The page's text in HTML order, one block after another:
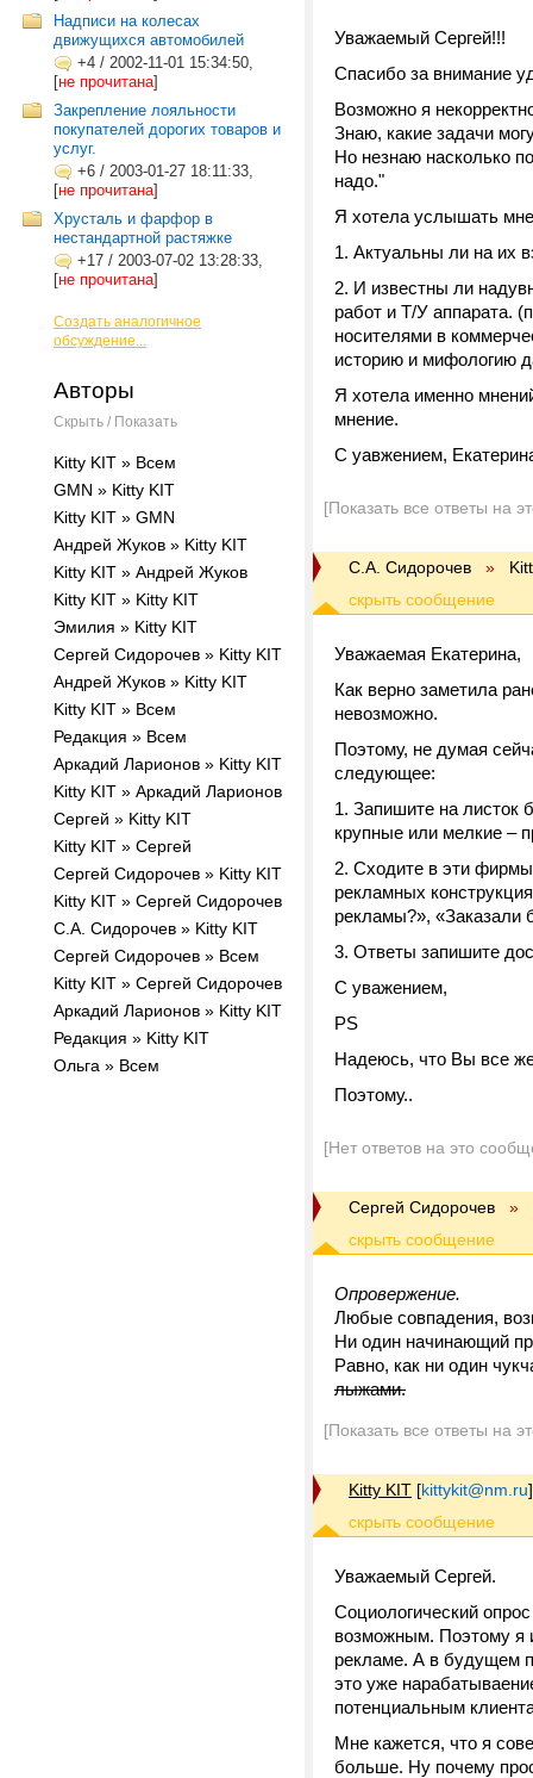
Надписи на колесах
движущихся автомобилей
+4 / 2002-11-01 15:34:50,
[не прочитана]
Закрепление лояльности
покупателей дорогих товаров и
услуг.
+6 / 2003-01-27 18:11:33,
[не прочитана]
Хрусталь и фарфор в
нестандартной растяжке
+17 / 2003-07-02 13:28:33,
[не прочитана]
Создать аналогичное
обсуждение...
Авторы
Скрыть / Показать
Kitty KIT » Всем
GMN » Kitty KIT
Kitty KIT » GMN
Андрей Жуков » Kitty KIT
Kitty KIT » Андрей Жуков
Kitty KIT » Kitty KIT
Эмилия » Kitty KIT
Cергей Сидорочев » Kitty KIT
Андрей Жуков » Kitty KIT
Kitty KIT » Всем
Редакция » Всем
Аркадий Ларионов » Kitty KIT
Kitty KIT » Аркадий Ларионов
Сергей » Kitty KIT
Kitty KIT » Сергей
Cергей Сидорочев » Kitty KIT
Kitty KIT » Cергей Сидорочев
С.А. Сидорочев » Kitty KIT
Сергей Сидорочев » Всем
Kitty KIT » Сергей Сидорочев
Аркадий Ларионов » Kitty KIT
Редакция » Kitty KIT
Ольга » Всем
Уважаемый Сергей!!!
Спасибо за внимание
Возможно я
Знаю, какие задачи
Но незнаю насколько
надо."
Я хотела услышать
1. Актуальны ли на их
2. И известны ли
работ и Т/У аппарата.
носителями в
историю и мифологию
Я хотела именно
мнение.
С уавжением,
[Показать все ответы на
С.А. Сидорочев »
Уважаемая Екатерина,
Как верно заметила
невозможно.
Поэтому, не думая
следующее:
Запишите на листок
крупные или мелкие –
Сходите в эти
рекламных
рекламы?», «Заказали
Ответы запишите
С уважением,
PS
Надеюсь, что Вы все
Поэтому..
[Нет ответов на это
Сергей Сидорочев »
Опровержение.
Любые совпадения,
Ни один начинающий
Равно, как ни один
лыжами.
[Показать все ответы на
Kitty KIT [kittykit@nm.ru]
Уважаемый Сергей.
Социологический
возможным. Поэтому я
рекламе. А в будущем
это уже
потенциальным
Мне кажется, что я
больше. Ну почему